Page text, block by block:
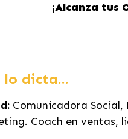
¡Alcanza tus
dicta...
Comunicadora
Coach en ventas,